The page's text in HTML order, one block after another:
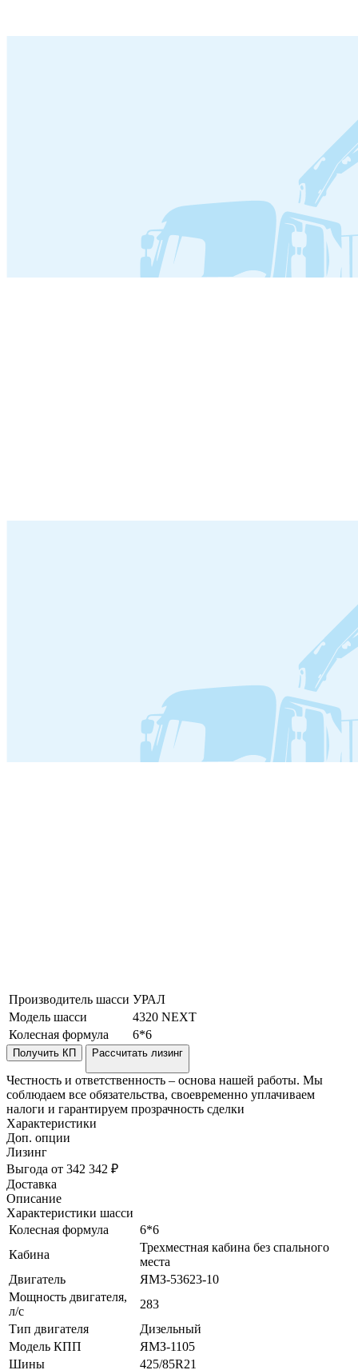
Производитель шасси УРАЛ
Модель шасси
4320 NEXT
Колесная формула
6*6
Получить КП Рассчитать лизинг
Честность и ответственность – основа нашей работы. Мы
соблюдаем все обязательства, своевременно уплачиваем
налоги и гарантируем прозрачность сделки
Характеристики
Доп. опции
Лизинг
Выгода от 342 342 ₽
Доставка
Описание
Характеристики шасси
Колесная формула
6*6
Кабина
Трехместная кабина без спального
места
Двигатель
ЯМЗ-53623-10
Мощность двигателя,
л/с
283
Тип двигателя
Дизельный
Модель КПП
ЯМЗ-1105
Шины
425/85R21